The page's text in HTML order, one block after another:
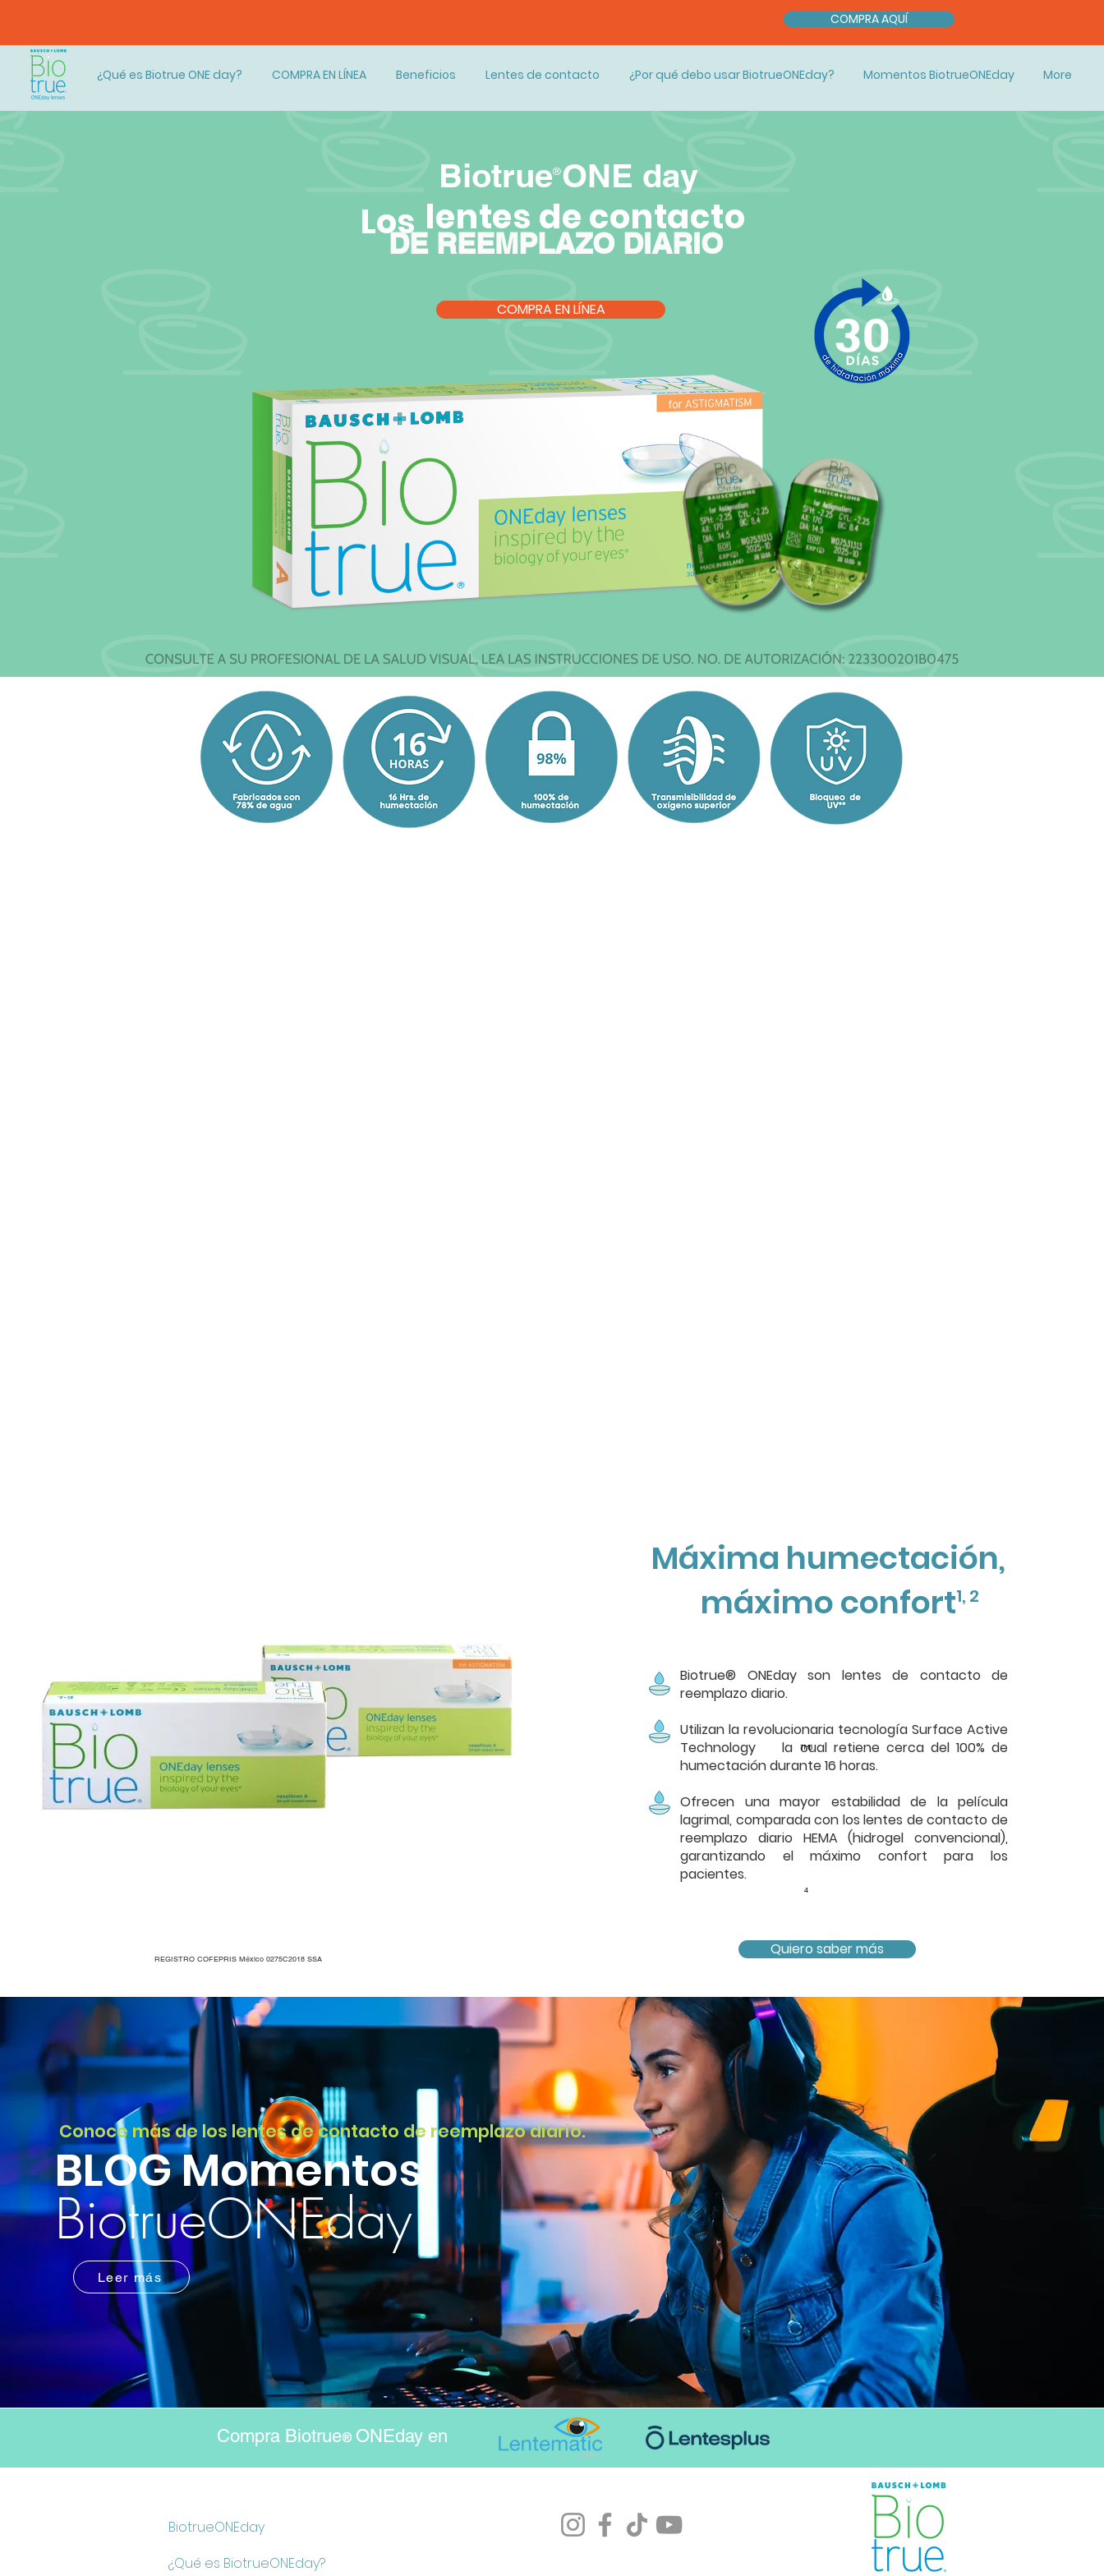
¿Qué es Biotrue ONE day? COMPRA EN LÍNEA Beneficios Lentes de contacto ¿Por qué debo usar BiotrueONEday? Momentos BiotrueONEday More
COMPRA AQUÍ
®
Biotrue ONE day
lentes de contacto
DE REEMPLAZO DIARIO
Los
COMPRA EN LÍNEA
Máxima humectación,
máximo confort1, 2
Biotrue® ONEday son lentes de contacto de
reemplazo diario.
Utilizan la revolucionaria tecnología Surface Active
Technology la cual retiene cerca del 100% de
humectación durante 16 horas.
Ofrecen una mayor estabilidad de la película
lagrimal, comparada con los lentes de contacto de
reemplazo diario HEMA (hidrogel convencional),
garantizando el máximo confort para los
pacientes.
TM3
4
Quiero saber más
REGISTRO COFEPRIS México 0275C2018 SSA
Conoce más de los lentes de contacto de reemplazo diario.
BLOG Momentos
BiotrueONEday
Leer más
Compra Biotrue® ONEday en
BiotrueONEday
¿Qué es BiotrueONEday?